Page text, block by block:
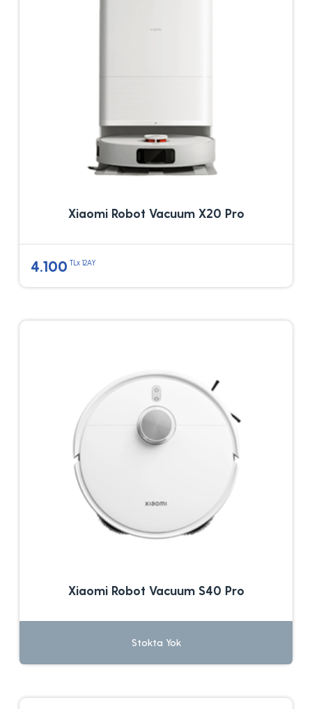
Xiaomi Robot Vacuum X20 Pro
4.100 TLx 12AY
Xiaomi Robot Vacuum S40 Pro
Stokta Yok